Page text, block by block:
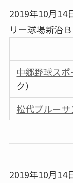
2019年10月
リー球場新治
中郷野球ス
ク）
松代ブルーサ
2019年10月